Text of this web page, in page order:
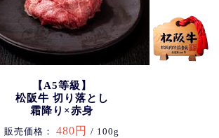
【A5等級】
松阪牛 切り落とし
霜降り×赤身
販売価格： 480円 / 100g